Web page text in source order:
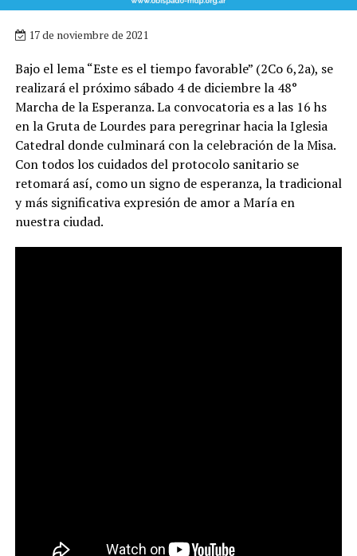
17 de noviembre de 2021
Bajo el lema “Este es el tiempo favorable” (2Co 6,2a), se
realizará el próximo sábado 4 de diciembre la 48°
Marcha de la Esperanza. La convocatoria es a las 16 hs
en la Gruta de Lourdes para peregrinar hacia la Iglesia
Catedral donde culminará con la celebración de la Misa.
Con todos los cuidados del protocolo sanitario se
retomará así, como un signo de esperanza, la tradicional
y más significativa expresión de amor a María en
nuestra ciudad.